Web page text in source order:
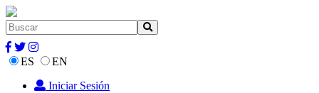
ES
EN
Iniciar Sesión